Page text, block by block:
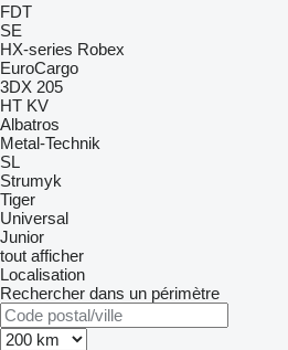
FDT
SE
HX-series Robex
EuroCargo
3DX 205
HT KV
Albatros
Metal-Technik
SL
Strumyk
Tiger
Universal
Junior
tout afficher
Localisation
Rechercher dans un périmètre